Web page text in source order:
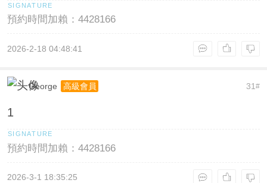
預約時間加賴：4428166
2026-2-18 04:48:41
31#
George 高級會員
1
預約時間加賴：4428166
2026-3-1 18:35:25